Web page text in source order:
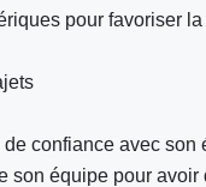
pour favoriser
confiance avec son
son équipe pour